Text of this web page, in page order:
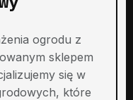
ogrodu z
sklepem
się w
które